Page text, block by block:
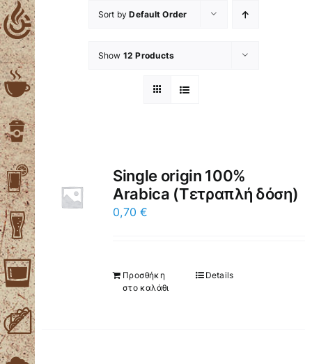
Skip
to
content
Sort byDefault Order
Show 12 Products
Single origin 100%
Arabica (Τετραπλή δόση)
0,70€
Προσθήκη
στο καλάθι
Details